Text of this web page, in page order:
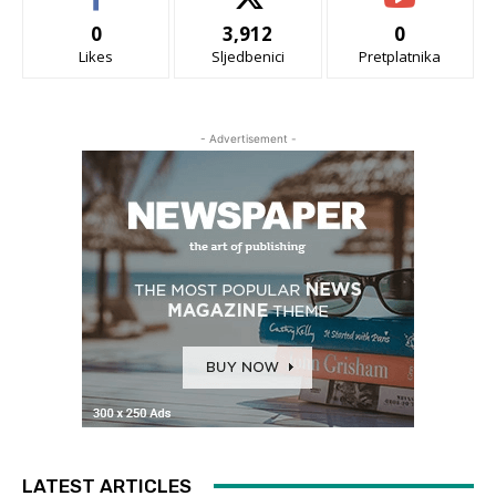
0
Likes
3,912
Sljedbenici
0
Pretplatnika
- Advertisement -
LATEST ARTICLES